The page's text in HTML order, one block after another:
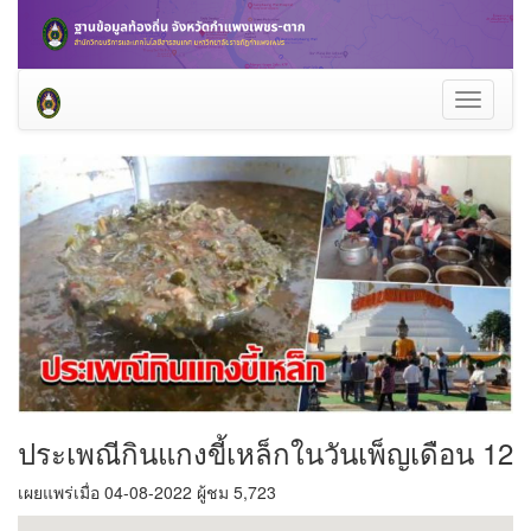
Toggle
ประเพณีกินแกงขี้เหล็กในวันเพ็ญเดือน 12
เผยแพร่เมื่อ 04-08-2022 ผู้ชม 5,723